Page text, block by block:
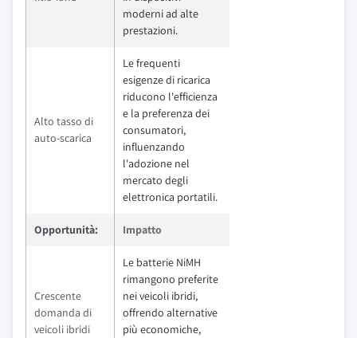
moderni ad alte
prestazioni.
Alto tasso di
auto-scarica
Le frequenti
esigenze di ricarica
riducono l'efficienza
e la preferenza dei
consumatori,
influenzando
l'adozione nel
mercato degli
elettronica portatili.
Opportunità: Impatto
Crescente
domanda di
veicoli ibridi
Le batterie NiMH
rimangono preferite
nei veicoli ibridi,
offrendo alternative
più economiche,